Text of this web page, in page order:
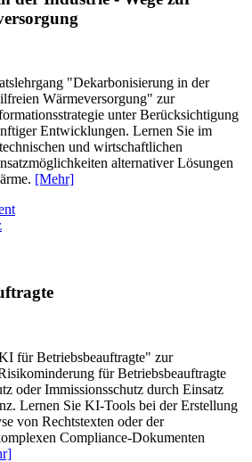
"Dekarbonisierung in der
Wärmeversorgung" zur
unter Berücksichtigung
Entwicklungen. Lernen Sie im
und wirtschaftlichen
alternativer Lösungen
[Mehr]
für Betriebsbeauftragte" zur
für Betriebsbeauftragte
oder Immissionsschutz durch Einsatz
Lernen Sie KI-Tools bei der Erstellung
von Rechtstexten oder der
Compliance-Dokumenten